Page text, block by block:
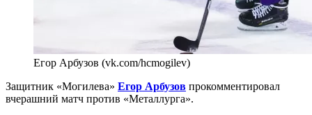
Егор Арбузов (vk.com/hcmogilev)
Защитник «Могилева» Егор Арбузов прокомментировал
вчерашний матч против «Металлурга».